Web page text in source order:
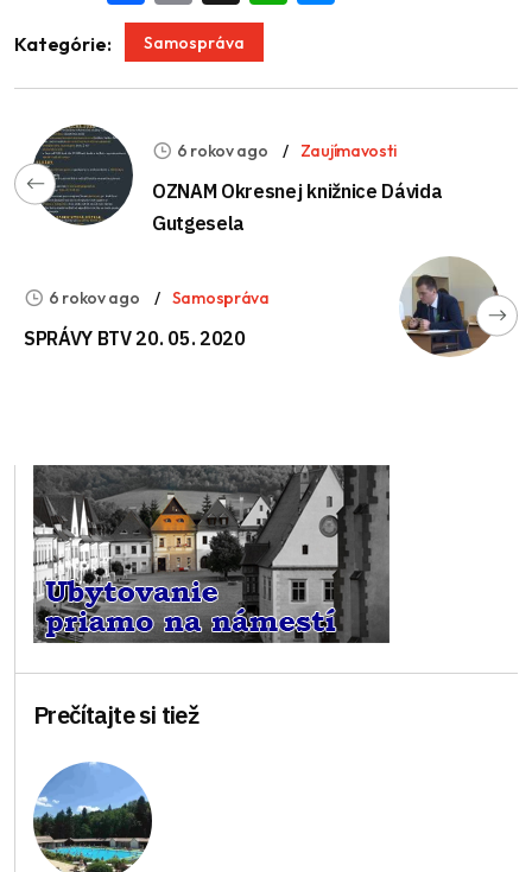
Kategórie: Samospráva
6 rokov ago Zaujímavosti
OZNAM Okresnej knižnice Dávida
Gutgesela
6 rokov ago Samospráva
SPRÁVY BTV 20. 05. 2020
Prečítajte si tiež